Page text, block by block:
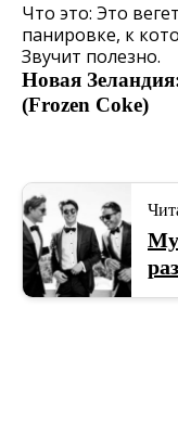
Что это: Это
панировке, к
Звучит полезно.
Новая
(Frozen Coke)